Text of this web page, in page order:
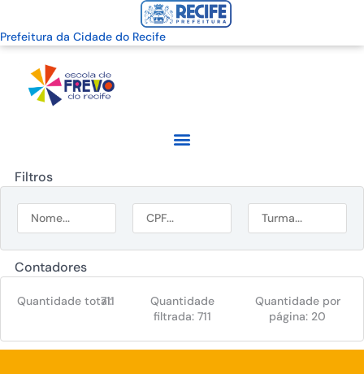
Prefeitura da Cidade do Recife
Filtros
Contadores
Quantidade total:
711
Quantidade
filtrada: 711
Quantidade por
página: 20